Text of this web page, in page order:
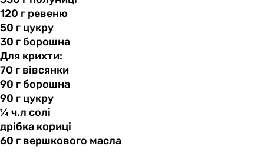
120 г ревеню
50 г цукру
30 г борошна
Для крихти:
70 г вівсянки
90 г борошна
90 г цукру
¼ ч.л солі
дрібка кориці
60 г вершкового масла